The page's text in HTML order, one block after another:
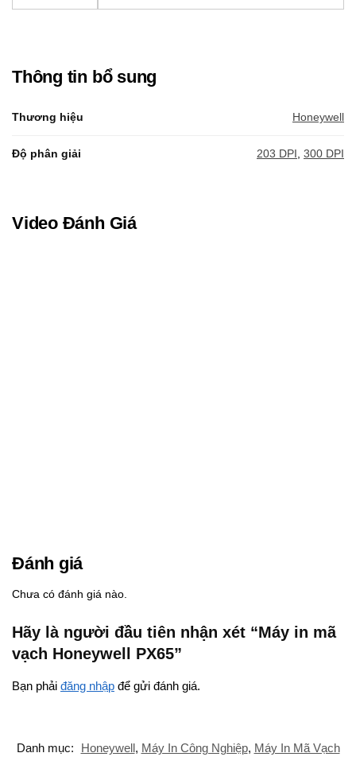
Thông tin bổ sung
Thương hiệu Honeywell
Độ phân giải 203 DPI 300 DPI
Video Đánh Giá
Đánh giá
Chưa có đánh giá nào.
Hãy là người đầu tiên nhận xét “Máy in mã
vạch Honeywell PX65”
Bạn phải đăng nhập để gửi đánh giá.
Danh mục: Honeywell, Máy In Công Nghiệp, Máy In Mã Vạch